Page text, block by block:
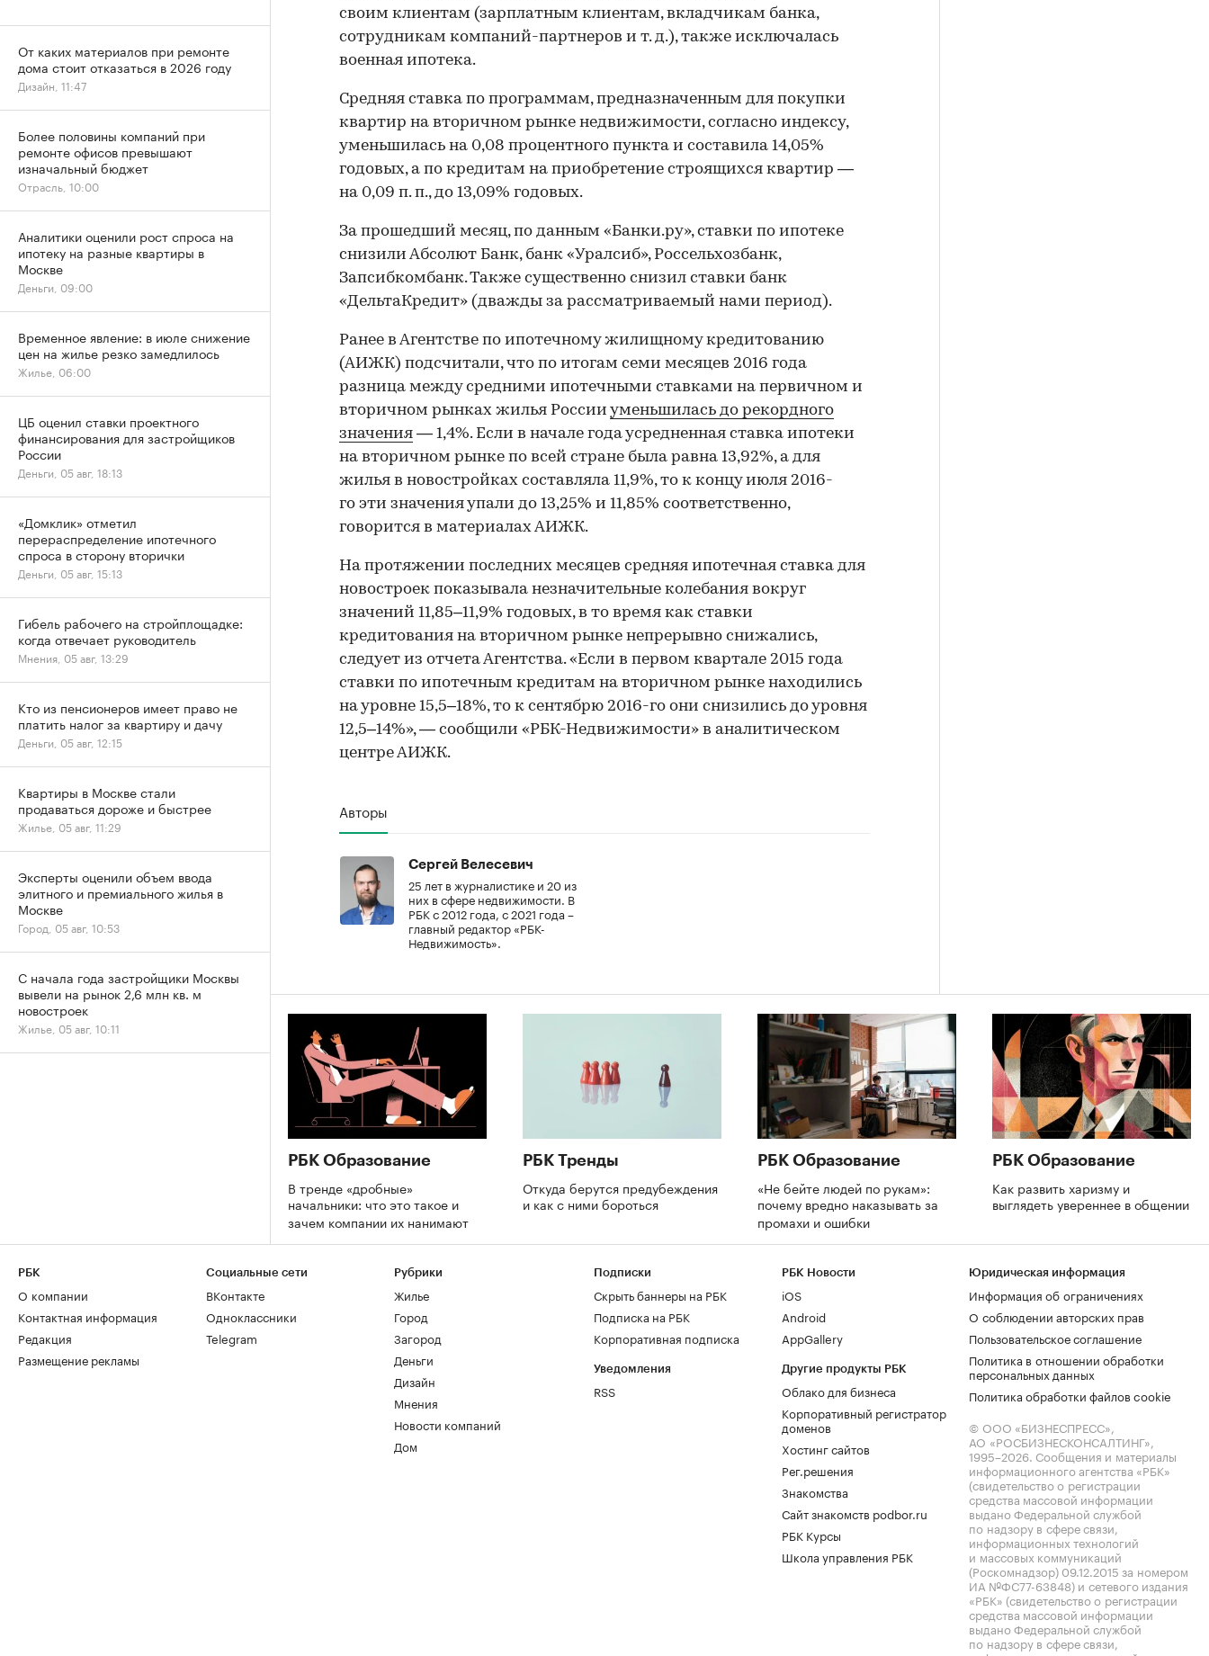
своим клиентам (зарплатным клиентам, вкладчикам банка,
сотрудникам компаний-партнеров и т. д.), также исключалась
военная ипотека.
Средняя ставка по программам, предназначенным для покупки
квартир на вторичном рынке недвижимости, согласно индексу,
уменьшилась на 0,08 процентного пункта и составила 14,05%
годовых, а по кредитам на приобретение строящихся квартир —
на 0,09 п. п., до 13,09% годовых.
За прошедший месяц, по данным «Банки.ру», ставки по ипотеке
снизили Абсолют Банк, банк «Уралсиб», Россельхозбанк,
Запсибкомбанк. Также существенно снизил ставки банк
«ДельтаКредит» (дважды за рассматриваемый нами период).
Ранее в Агентстве по ипотечному жилищному кредитованию
(АИЖК) подсчитали, что по итогам семи месяцев 2016 года
разница между средними ипотечными ставками на первичном и
вторичном рынках жилья России уменьшилась до рекордного
значения — 1,4%. Если в начале года усредненная ставка ипотеки
на вторичном рынке по всей стране была равна 13,92%, а для
жилья в новостройках составляла 11,9%, то к концу июля 2016-
го эти значения упали до 13,25% и 11,85% соответственно,
говорится в материалах АИЖК.
На протяжении последних месяцев средняя ипотечная ставка для
новостроек показывала незначительные колебания вокруг
значений 11,85–11,9% годовых, в то время как ставки
кредитования на вторичном рынке непрерывно снижались,
следует из отчета Агентства. «Если в первом квартале 2015 года
ставки по ипотечным кредитам на вторичном рынке находились
на уровне 15,5–18%, то к сентябрю 2016-го они снизились до уровня
12,5–14%», — сообщили «РБК-Недвижимости» в аналитическом
центре АИЖК.
Авторы
Сергей Велесевич
25 лет в журналистике и 20 из
них в сфере недвижимости. В
РБК с 2012 года, с 2021 года –
главный редактор «РБК-
Недвижимость».
РБК Образование
В тренде «дробные»
начальники: что это такое и
зачем компании их нанимают
РБК Тренды
Откуда берутся предубеждения
и как с ними бороться
РБК Образование
«Не бейте людей по рукам»:
почему вредно наказывать за
промахи и ошибки
РБК Образование
Как развить харизму и
выглядеть увереннее в общении
От каких материалов при ремонте
дома стоит отказаться в 2026 году
Дизайн, 11:47
Более половины компаний при
ремонте офисов превышают
изначальный бюджет
Отрасль, 10:00
Аналитики оценили рост спроса на
ипотеку на разные квартиры в
Москве
Деньги, 09:00
Временное явление: в июле снижение
цен на жилье резко замедлилось
Жилье, 06:00
ЦБ оценил ставки проектного
финансирования для застройщиков
России
Деньги, 05 авг, 18:13
«Домклик» отметил
перераспределение ипотечного
спроса в сторону вторички
Деньги, 05 авг, 15:13
Гибель рабочего на стройплощадке:
когда отвечает руководитель
Мнения, 05 авг, 13:29
Кто из пенсионеров имеет право не
платить налог за квартиру и дачу
Деньги, 05 авг, 12:15
Квартиры в Москве стали
продаваться дороже и быстрее
Жилье, 05 авг, 11:29
Эксперты оценили объем ввода
элитного и премиального жилья в
Москве
Город, 05 авг, 10:53
С начала года застройщики Москвы
вывели на рынок 2,6 млн кв. м
новостроек
Жилье, 05 авг, 10:11
РБК
О компании
Контактная информация
Редакция
Размещение рекламы
Социальные сети
ВКонтакте
Одноклассники
Telegram
Рубрики
Жилье
Город
Загород
Деньги
Дизайн
Мнения
Новости компаний
Дом
Подписки
Скрыть баннеры на РБК
Подписка на РБК
Корпоративная подписка
Уведомления
RSS
РБК Новости
iOS
Android
AppGallery
Другие продукты РБК
Облако для бизнеса
Корпоративный регистратор
доменов
Хостинг сайтов
Рег.решения
Знакомства
Сайт знакомств podbor.ru
РБК Курсы
Школа управления РБК
Юридическая информация
Информация об ограничениях
О соблюдении авторских прав
Пользовательское соглашение
Политика в отношении обработки
персональных данных
Политика обработки файлов cookie
© ООО «БИЗНЕСПРЕСС»,
АО «РОСБИЗНЕСКОНСАЛТИНГ»,
1995–2026. Сообщения и материалы
информационного агентства «РБК»
(свидетельство о регистрации
средства массовой информации
выдано Федеральной службой
по надзору в сфере связи,
информационных технологий
и массовых коммуникаций
(Роскомнадзор) 09.12.2015 за номером
ИА №ФС77-63848) и сетевого издания
«РБК» (свидетельство о регистрации
средства массовой информации
выдано Федеральной службой
по надзору в сфере связи,